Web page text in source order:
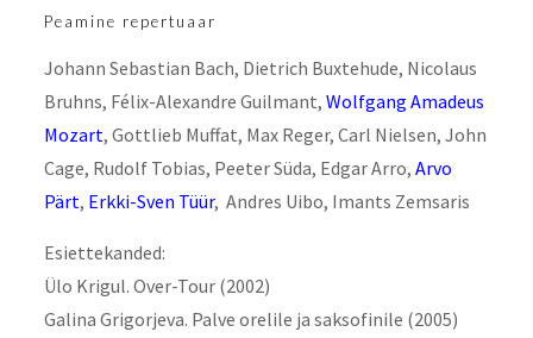
Peamine repertuaar
Johann Sebastian Bach, Dietrich Buxtehude, Nicolaus
Bruhns, Félix-Alexandre Guilmant, Wolfgang Amadeus
Mozart, Gottlieb Muffat, Max Reger, Carl Nielsen, John
Cage, Rudolf Tobias, Peeter Süda, Edgar Arro, Arvo
Pärt, Erkki-Sven Tüür, Andres Uibo, Imants Zemsaris
Esiettekanded:
Ülo Krigul. Over-Tour (2002)
Galina Grigorjeva. Palve orelile ja saksofinile (2005)